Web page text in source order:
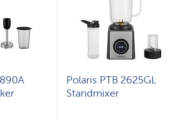
Polaris PTB 2625GL
Standmixer